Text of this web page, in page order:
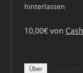
hinterlassen
10,00€ von
Über